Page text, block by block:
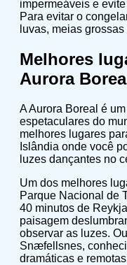
impermeáveis e
Para evitar o
luvas, meias
Melhores
Aurora
A Aurora Boreal é
espetaculares do
melhores lugares
Islândia onde você
luzes dançantes no
Um dos melhores
Parque Nacional de
40 minutos de
paisagem
observar as luzes.
Snæfellsnes,
dramáticas e